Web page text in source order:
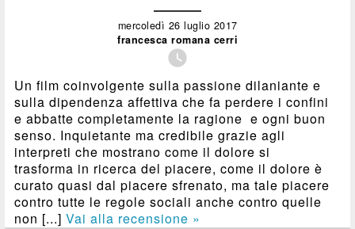
mercoledì 26 luglio 2017
francesca romana cerri

Un film coinvolgente sulla passione dilaniante e
sulla dipendenza affettiva che fa perdere i confini
e abbatte completamente la ragione e ogni buon
senso. Inquietante ma credibile grazie agli
interpreti che mostrano come il dolore si
trasforma in ricerca del piacere, come il dolore è
curato quasi dal piacere sfrenato, ma tale piacere
contro tutte le regole sociali anche contro quelle
non [...]Vai alla recensione »